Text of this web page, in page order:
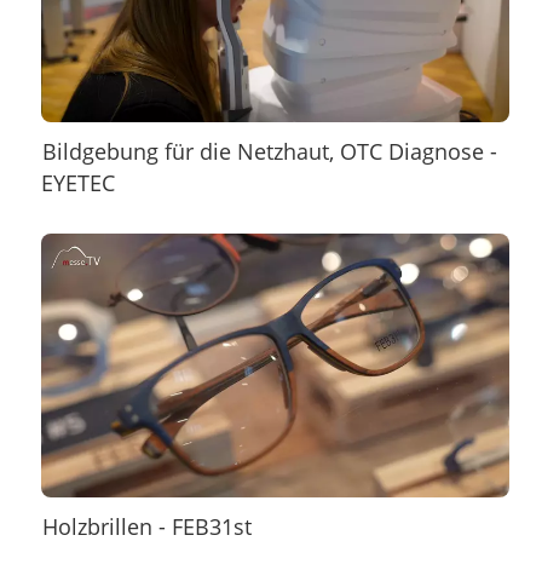
Bildgebung für die Netzhaut, OTC Diagnose -
EYETEC
Holzbrillen - FEB31st